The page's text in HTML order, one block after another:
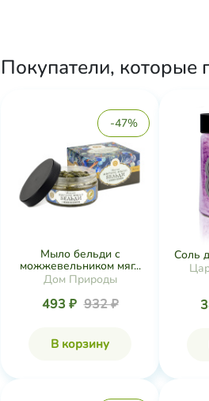
Покупатели, которые
-47%
Мыло бельди с
можжевельником мяг...
Дом Природы
493 ₽ 932 ₽
В корзину
Соль